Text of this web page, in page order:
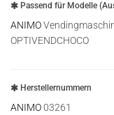
Passend für Modelle
ANIMO
OPTIVENDCHOCO
Herstellernummern
ANIMO03261